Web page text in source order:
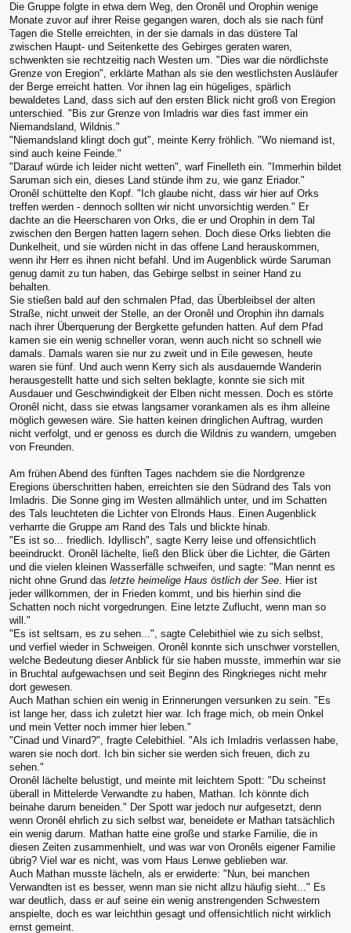
Die Gruppe folgte in etwa dem Weg, den Oronêl und Orophin wenige
Monate zuvor auf ihrer Reise gegangen waren, doch als sie nach fünf
Tagen die Stelle erreichten, in der sie damals in das düstere Tal
zwischen Haupt- und Seitenkette des Gebirges geraten waren,
schwenkten sie rechtzeitig nach Westen um. "Dies war die nördlichste
Grenze von Eregion", erklärte Mathan als sie den westlichsten Ausläufer
der Berge erreicht hatten. Vor ihnen lag ein hügeliges, spärlich
bewaldetes Land, dass sich auf den ersten Blick nicht groß von Eregion
unterschied. "Bis zur Grenze von Imladris war dies fast immer ein
Niemandsland, Wildnis."
"Niemandsland klingt doch gut", meinte Kerry fröhlich. "Wo niemand ist,
sind auch keine Feinde."
"Darauf würde ich leider nicht wetten", warf Finelleth ein. "Immerhin bildet
Saruman sich ein, dieses Land stünde ihm zu, wie ganz Eriador."
Oronêl schüttelte den Kopf. "Ich glaube nicht, dass wir hier auf Orks
treffen werden - dennoch sollten wir nicht unvorsichtig werden." Er
dachte an die Heerscharen von Orks, die er und Orophin in dem Tal
zwischen den Bergen hatten lagern sehen. Doch diese Orks liebten die
Dunkelheit, und sie würden nicht in das offene Land herauskommen,
wenn ihr Herr es ihnen nicht befahl. Und im Augenblick würde Saruman
genug damit zu tun haben, das Gebirge selbst in seiner Hand zu
behalten.
Sie stießen bald auf den schmalen Pfad, das Überbleibsel der alten
Straße, nicht unweit der Stelle, an der Oronêl und Orophin ihn damals
nach ihrer Überquerung der Bergkette gefunden hatten. Auf dem Pfad
kamen sie ein wenig schneller voran, wenn auch nicht so schnell wie
damals. Damals waren sie nur zu zweit und in Eile gewesen, heute
waren sie fünf. Und auch wenn Kerry sich als ausdauernde Wanderin
herausgestellt hatte und sich selten beklagte, konnte sie sich mit
Ausdauer und Geschwindigkeit der Elben nicht messen. Doch es störte
Oronêl nicht, dass sie etwas langsamer vorankamen als es ihm alleine
möglich gewesen wäre. Sie hatten keinen dringlichen Auftrag, wurden
nicht verfolgt, und er genoss es durch die Wildnis zu wandern, umgeben
von Freunden.
Am frühen Abend des fünften Tages nachdem sie die Nordgrenze
Eregions überschritten haben, erreichten sie den Südrand des Tals von
Imladris. Die Sonne ging im Westen allmählich unter, und im Schatten
des Tals leuchteten die Lichter von Elronds Haus. Einen Augenblick
verharrte die Gruppe am Rand des Tals und blickte hinab.
"Es ist so... friedlich. Idyllisch", sagte Kerry leise und offensichtlich
beeindruckt. Oronêl lächelte, ließ den Blick über die Lichter, die Gärten
und die vielen kleinen Wasserfälle schweifen, und sagte: "Man nennt es
nicht ohne Grund das letzte heimelige Haus östlich der See. Hier ist
jeder willkommen, der in Frieden kommt, und bis hierhin sind die
Schatten noch nicht vorgedrungen. Eine letzte Zuflucht, wenn man so
will."
"Es ist seltsam, es zu sehen...", sagte Celebithiel wie zu sich selbst,
und verfiel wieder in Schweigen. Oronêl konnte sich unschwer vorstellen,
welche Bedeutung dieser Anblick für sie haben musste, immerhin war sie
in Bruchtal aufgewachsen und seit Beginn des Ringkrieges nicht mehr
dort gewesen.
Auch Mathan schien ein wenig in Erinnerungen versunken zu sein. "Es
ist lange her, dass ich zuletzt hier war. Ich frage mich, ob mein Onkel
und mein Vetter noch immer hier leben."
"Cinad und Vinard?", fragte Celebithiel. "Als ich Imladris verlassen habe,
waren sie noch dort. Ich bin sicher sie werden sich freuen, dich zu
sehen."
Oronêl lächelte belustigt, und meinte mit leichtem Spott: "Du scheinst
überall in Mittelerde Verwandte zu haben, Mathan. Ich könnte dich
beinahe darum beneiden." Der Spott war jedoch nur aufgesetzt, denn
wenn Oronêl ehrlich zu sich selbst war, beneidete er Mathan tatsächlich
ein wenig darum. Mathan hatte eine große und starke Familie, die in
diesen Zeiten zusammenhielt, und was war von Oronêls eigener Familie
übrig? Viel war es nicht, was vom Haus Lenwe geblieben war.
Auch Mathan musste lächeln, als er erwiderte: "Nun, bei manchen
Verwandten ist es besser, wenn man sie nicht allzu häufig sieht..." Es
war deutlich, dass er auf seine ein wenig anstrengenden Schwestern
anspielte, doch es war leichthin gesagt und offensichtlich nicht wirklich
ernst gemeint.